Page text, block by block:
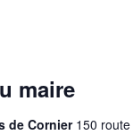
maire
de Cornier150